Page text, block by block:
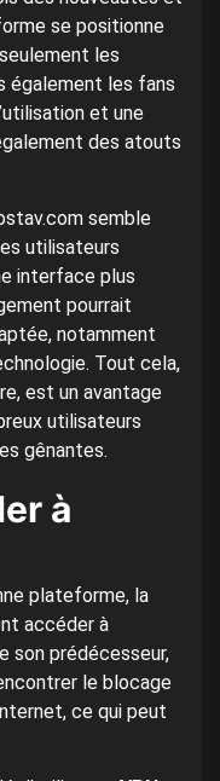
se positionne
les
également les fans
et une
des atouts
semble
utilisateurs
interface plus
pourrait
notamment
Tout cela,
est un avantage
utilisateurs
gênantes.
à
plateforme, la
accéder à
son prédécesseur,
le blocage
ce qui peut